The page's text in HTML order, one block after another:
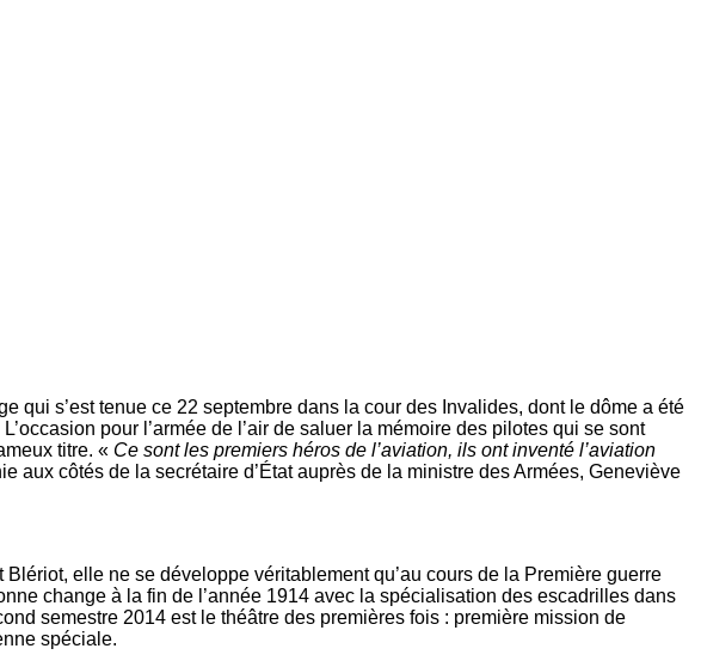
qui s’est tenue ce 22 septembre dans la cour des Invalides, dont le dôme a été
pour l’armée de l’air de saluer la mémoire des pilotes qui se sont
titre. « Ce sont les premiers héros de l’aviation, ils ont inventé l’aviation
aux côtés de la secrétaire d’État auprès de la ministre des Armées, Geneviève
elle ne se développe véritablement qu’au cours de la Première guerre
change à la fin de l’année 1914 avec la spécialisation des escadrilles dans
semestre 2014 est le théâtre des premières fois : première mission de
spéciale.